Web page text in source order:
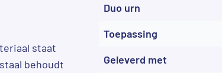
staat
behoudt
Duo urn
Toepassing
Geleverd met